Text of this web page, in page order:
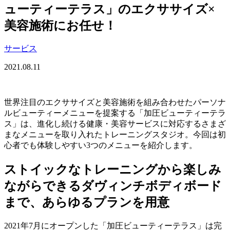
ューティーテラス」のエクササイズ×
美容施術にお任せ！
サービス
2021.08.11
世界注目のエクササイズと美容施術を組み合わせたパーソナ
ルビューティーメニューを提案する「加圧ビューティーテラ
ス」は、進化し続ける健康・美容サービスに対応するさまざ
まなメニューを取り入れたトレーニングスタジオ。今回は初
心者でも体験しやすい3つのメニューを紹介します。
ストイックなトレーニングから楽しみ
ながらできるダヴィンチボディボード
まで、あらゆるプランを用意
2021年7月にオープンした「加圧ビューティーテラス」は完